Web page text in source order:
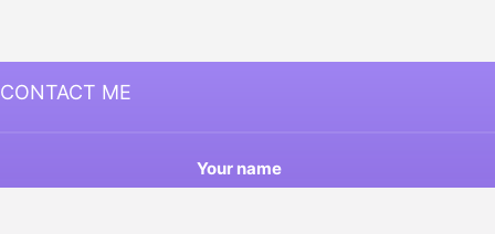
CONTACT ME
Your name